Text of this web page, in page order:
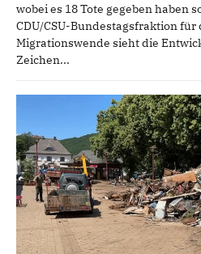
wobei es 18 Tote gegeben haben
CDU/CSU-Bundestagsfraktion
Migrationswende sieht die
Zeichen...